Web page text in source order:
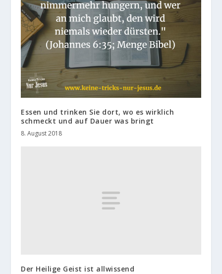
Essen und trinken Sie dort, wo es wirklich
schmeckt und auf Dauer was bringt
8. August 2018
Der Heilige Geist ist allwissend